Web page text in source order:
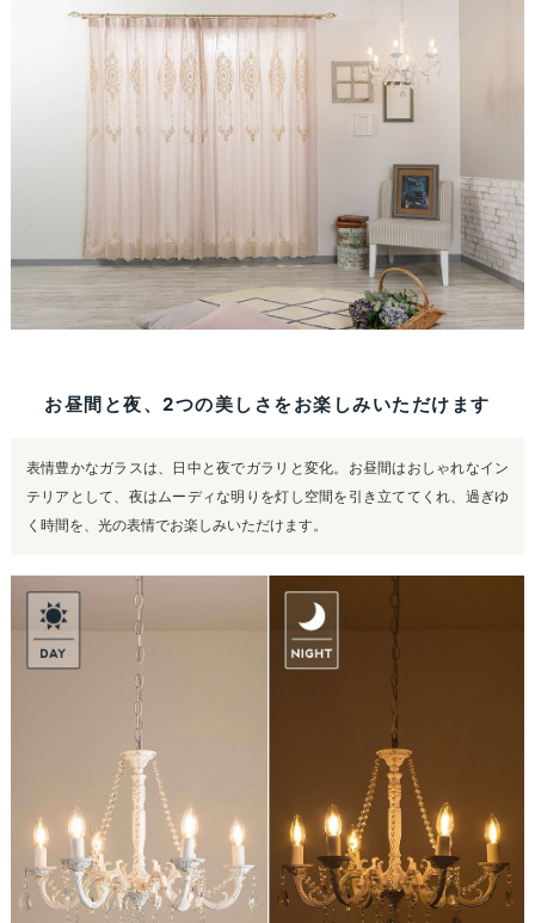
お昼間と夜、2つの美しさをお楽しみいただけます
表情豊かなガラスは、日中と夜でガラリと変化。お昼間はおしゃれなイン
テリアとして、夜はムーディな明りを灯し空間を引き立ててくれ、過ぎゆ
く時間を、光の表情でお楽しみいただけます。